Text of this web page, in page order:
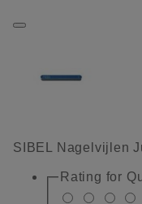
SIBEL Nagelvijlen
Rating for